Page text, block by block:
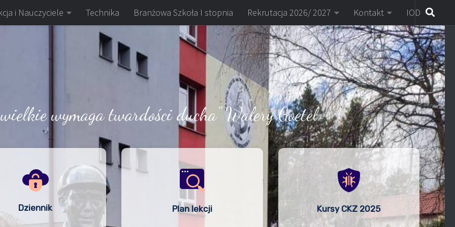
i Nauczyciele Technika Branżowa Szkoła I stopnia Rekrutacja 2026/ 2027 Kontakt IOD
wymaga twardości ducha" Walery Goetel
Dziennik Plan lekcji Kursy CKZ 2025